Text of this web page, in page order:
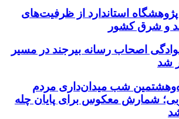
پژوهشگاه استاندارد از ظرفیت‌های
و شرق کشور
اصحاب رسانه بیرجند در مسیر
شد
شب میدان‌داری مردم
شمارش معکوس برای پایان چله